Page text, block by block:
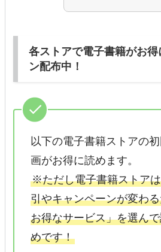
各ストアで電子書籍がお
ン配布中！
以下の電子書籍ストアの
画がお得に読めます。
※ただし電子書籍ストア
引やキャンペーンが変わ
お得なサービス」を選ん
めです！